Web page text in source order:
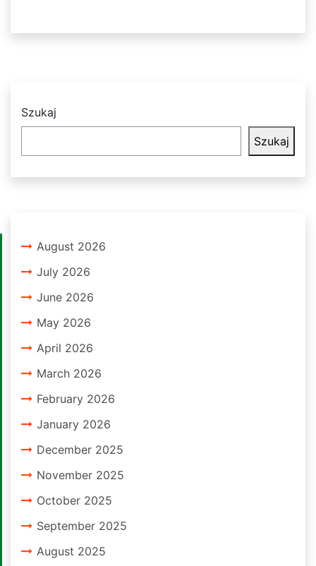
Szukaj
Szukaj
August 2026
July 2026
June 2026
May 2026
April 2026
March 2026
February 2026
January 2026
December 2025
November 2025
October 2025
September 2025
August 2025